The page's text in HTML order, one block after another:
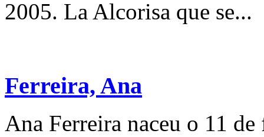
2005. La Alcorisa que se...
Ferreira, Ana
Ana Ferreira naceu o 11